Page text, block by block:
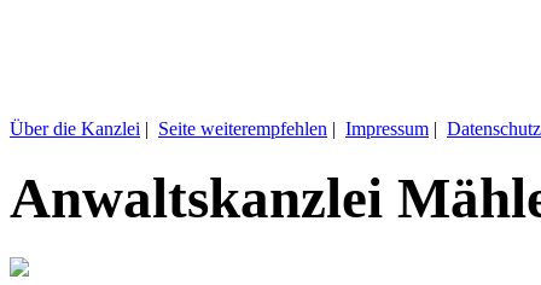
Über die Kanzlei | Seite weiterempfehlen | Impressum |
Anwaltskanzlei